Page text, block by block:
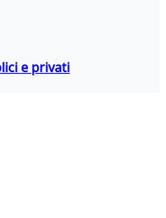
e privati